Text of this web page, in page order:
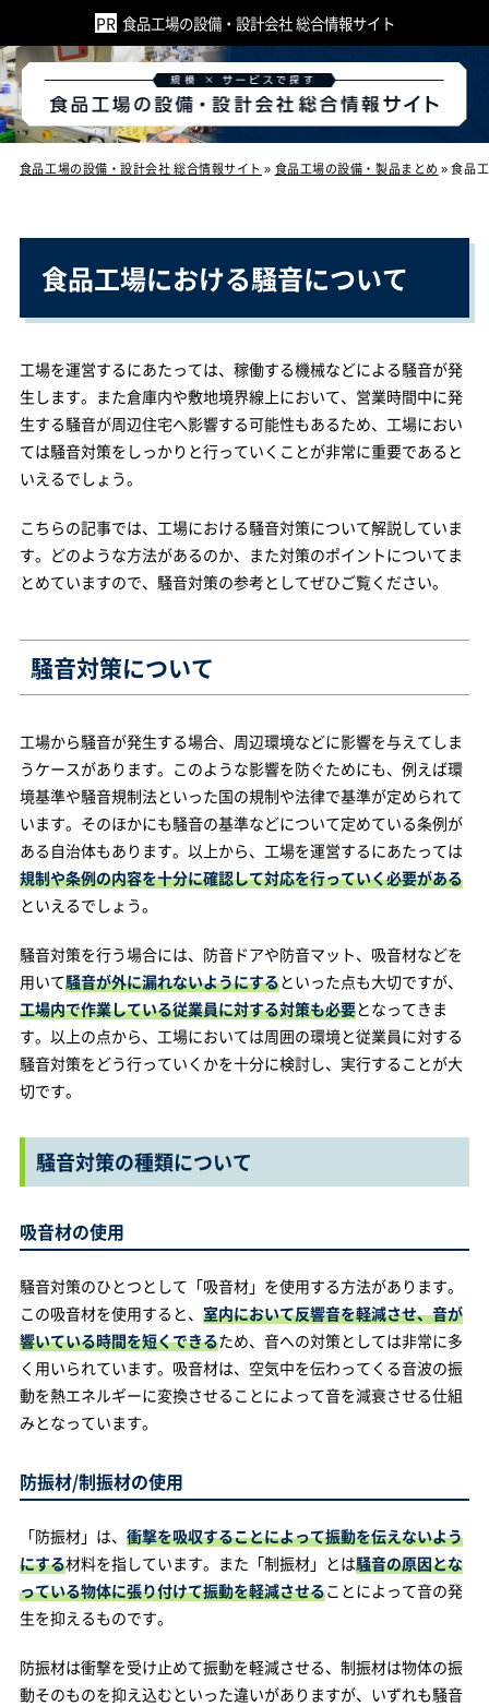
食品工場の設備・設計会社 総合情報サイト
食品工場の設備・設計会社 総合情報サイト » 食品工場の設備・製品まとめ »食品
食品工場における騒音について
工場を運営するにあたっては、稼働する機械などによる騒音が発
生します。また倉庫内や敷地境界線上において、営業時間中に発
生する騒音が周辺住宅へ影響する可能性もあるため、工場におい
ては騒音対策をしっかりと行っていくことが非常に重要であると
いえるでしょう。
こちらの記事では、工場における騒音対策について解説していま
す。どのような方法があるのか、また対策のポイントについてま
とめていますので、騒音対策の参考としてぜひご覧ください。
騒音対策について
工場から騒音が発生する場合、周辺環境などに影響を与えてしま
うケースがあります。このような影響を防ぐためにも、例えば環
境基準や騒音規制法といった国の規制や法律で基準が定められて
います。そのほかにも騒音の基準などについて定めている条例が
ある自治体もあります。以上から、工場を運営するにあたっては
規制や条例の内容を十分に確認して対応を行っていく必要がある
といえるでしょう。
騒音対策を行う場合には、防音ドアや防音マット、吸音材などを
用いて騒音が外に漏れないようにするといった点も大切ですが、
工場内で作業している従業員に対する対策も必要となってきま
す。以上の点から、工場においては周囲の環境と従業員に対する
騒音対策をどう行っていくかを十分に検討し、実行することが大
切です。
騒音対策の種類について
吸音材の使用
騒音対策のひとつとして「吸音材」を使用する方法があります。
この吸音材を使用すると、 室内において反響音を軽減させ、音が
響いている時間を短くできるため、音への対策としては非常に多
く用いられています。吸音材は、空気中を伝わってくる音波の振
動を熱エネルギーに変換させることによって音を減衰させる仕組
みとなっています。
防振材/制振材の使用
「防振材」は、 衝撃を吸収することによって振動を伝えないよう
にする材料を指しています。また「制振材」とは騒音の原因とな
っている物体に張り付けて振動を軽減させることによって音の発
生を抑えるものです。
防振材は衝撃を受け止めて振動を軽減させる、制振材は物体の振
動そのものを抑え込むといった違いがありますが、いずれも騒音